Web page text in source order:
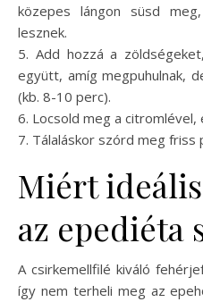
közepes lángon süsd
lesznek.
5. Add hozzá a
együtt, amíg megpuhulnak,
(kb. 8-10 perc).
6. Locsold meg a
7. Tálaláskor szórd meg friss
Miért
az epediéta
A csirkemellfilé kiváló
így nem terheli meg az